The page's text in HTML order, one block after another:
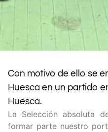
Con motivo de ello se
Huesca en un partido
Huesca.
La Selección absoluta
formar parte nuestro